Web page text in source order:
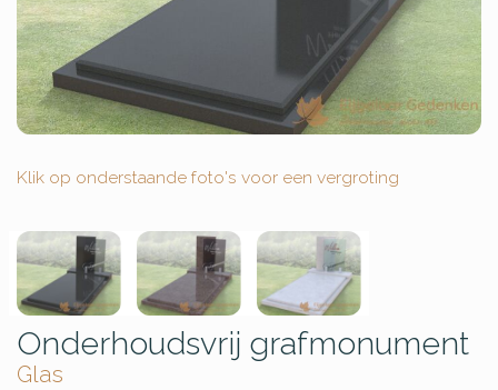
Klik op onderstaande foto's voor een vergroting
Onderhoudsvrij grafmonument
Glas